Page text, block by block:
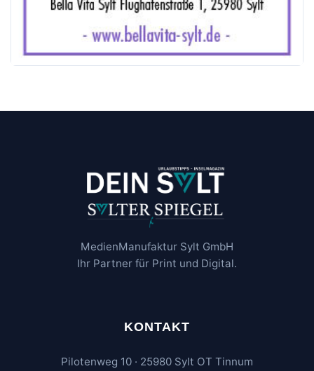
MedienManufaktur Sylt GmbH
Ihr Partner für Print und Digital.
KONTAKT
Pilotenweg 10 · 25980 Sylt OT Tinnum